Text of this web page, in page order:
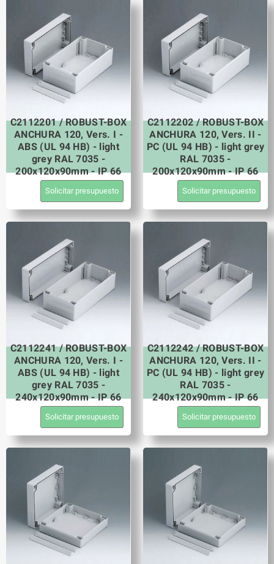
C2112201 / ROBUST-BOX
ANCHURA 120, Vers. I -
ABS (UL 94 HB) - light
grey RAL 7035 -
200x120x90mm - IP 66
Solicitar presupuesto
C2112202 / ROBUST-BOX
ANCHURA 120, Vers. II -
PC (UL 94 HB) - light grey
RAL 7035 -
200x120x90mm - IP 66
Solicitar presupuesto
C2112241 / ROBUST-BOX
ANCHURA 120, Vers. I -
ABS (UL 94 HB) - light
grey RAL 7035 -
240x120x90mm - IP 66
Solicitar presupuesto
C2112242 / ROBUST-BOX
ANCHURA 120, Vers. II -
PC (UL 94 HB) - light grey
RAL 7035 -
240x120x90mm - IP 66
Solicitar presupuesto